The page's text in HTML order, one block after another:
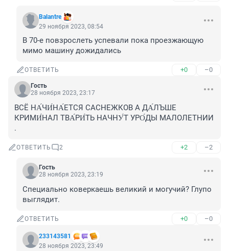
Balantre
29 ноября 2023, 08:54
В 70-е повзрослеть успевали пока проезжающую
мимо машину дожидались
ОТВЕТИТЬ +0 –0
Гость
28 ноября 2023, 23:17
ВСЁ НА́ЧИ́НА́ЕТСЯ САСНЕЖКОВ А ДА́ЛЪШЕ
КРИМИ́НАЛ ТВА́РИ́ТЬ НАЧНУ́Т УРО́ДЫ МАЛОЛЕТНИИ
.
ОТВЕТИТЬ 2 +2 –2
Гость
28 ноября 2023, 23:19
Специально коверкаешь великий и могучий? Глупо
выглядит.
ОТВЕТИТЬ +0 –0
233143581
28 ноября 2023, 23:49